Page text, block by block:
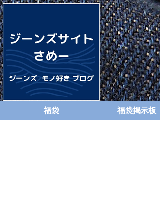
福袋 福袋掲示板